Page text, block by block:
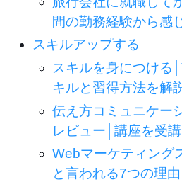
間の勤務経験から感
スキルアップする
スキルを身につける
キルと習得方法を解
伝え方コミュニケー
レビュー│講座を受
Webマーケティング
と言われる7つの理